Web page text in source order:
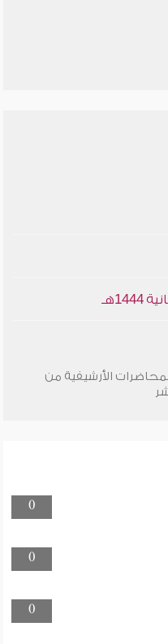
الأرشيفية من
0
0
0